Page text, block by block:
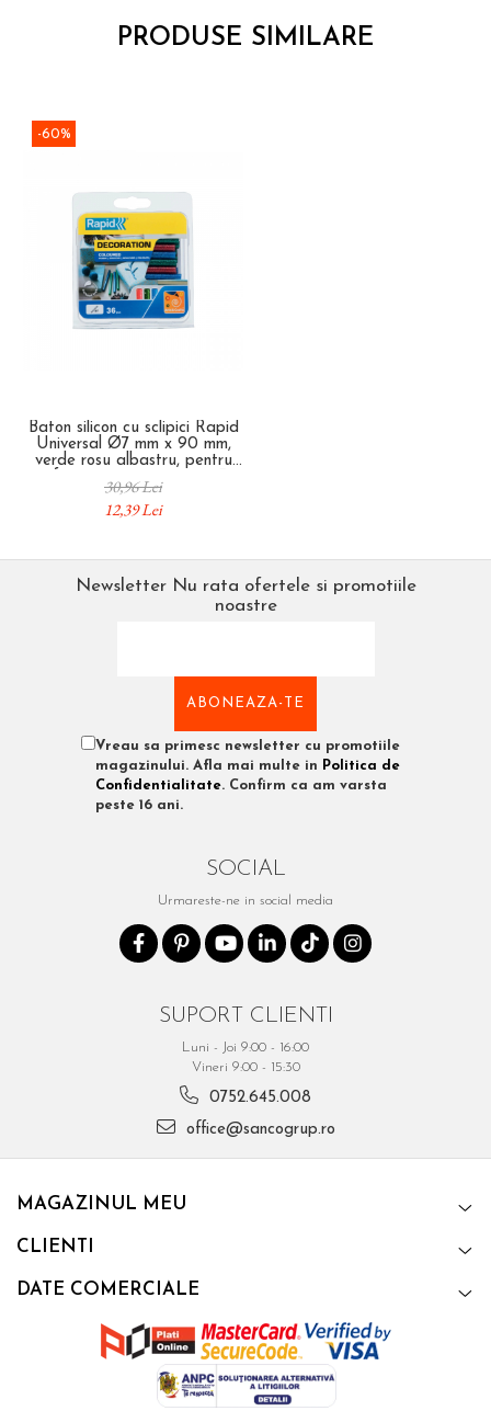
PRODUSE SIMILARE
-60%
Baton silicon cu sclipici Rapid
Universal Ø7 mm x 90 mm,
verde rosu albastru, pentru
craft si proiecte creative, 36
bucati, 5001424
30,96 Lei
12,39 Lei
Newsletter Nu rata ofertele si promotiile
noastre
Vreau sa primesc newsletter cu promotiile
magazinului. Afla mai multe in Politica de
Confidentialitate. Confirm ca am varsta
peste 16 ani.
SOCIAL
Urmareste-ne in social media
SUPORT CLIENTI
Luni - Joi 9:00 - 16:00
Vineri 9:00 - 15:30
0752.645.008
office@sancogrup.ro
MAGAZINUL MEU
CLIENTI
DATE COMERCIALE